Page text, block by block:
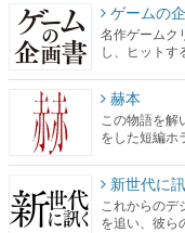
ゲームの
名作ゲームク
し、ヒットす
赫本
この物語を
をした短編ホ
新世代に
これからの
を追い、彼ら